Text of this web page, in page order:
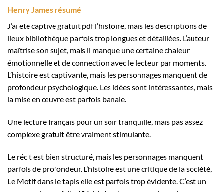
Henry James résumé
J’ai été captivé gratuit pdf l’histoire, mais les descriptions de
lieux bibliothèque parfois trop longues et détaillées. L’auteur
maîtrise son sujet, mais il manque une certaine chaleur
émotionnelle et de connection avec le lecteur par moments.
L’histoire est captivante, mais les personnages manquent de
profondeur psychologique. Les idées sont intéressantes, mais
la mise en œuvre est parfois banale.
Une lecture français pour un soir tranquille, mais pas assez
complexe gratuit être vraiment stimulante.
Le récit est bien structuré, mais les personnages manquent
parfois de profondeur. L’histoire est une critique de la société,
Le Motif dans le tapis elle est parfois trop évidente. C’est un